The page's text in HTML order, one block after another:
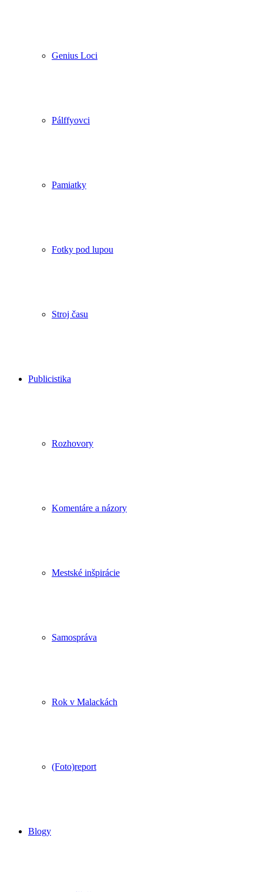
Genius Loci
Pálffyovci
Pamiatky
Fotky pod lupou
Stroj času
Publicistika
Rozhovory
Komentáre a názory
Mestské inšpirácie
Samospráva
Rok v Malackách
(Foto)report
Blogy